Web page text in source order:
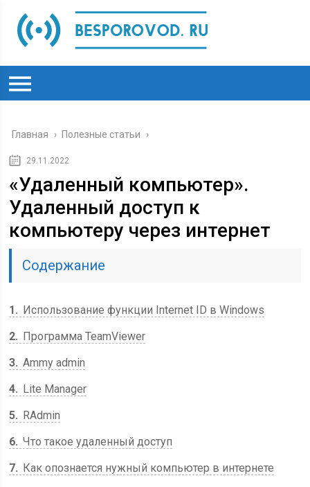
Главная › Полезные статьи ›
29.11.2022
«Удаленный компьютер».
Удаленный доступ к
компьютеру через интернет
Содержание
1
Использование функции Internet ID в Windows
2
Программа TeamViewer
3 Ammy admin
4
Lite Manager
5
RAdmin
6 Что такое удаленный доступ
7
Как опознается нужный компьютер в интернете